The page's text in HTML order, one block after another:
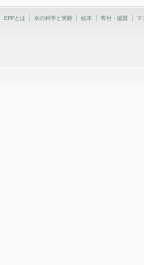
EPPとは 水の科学と実験 絵本 寄付・協賛 マ